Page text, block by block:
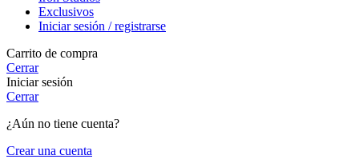
Exclusivos
Iniciar sesión / registrarse
Carrito de compra
Cerrar
Iniciar sesión
Cerrar
¿Aún no tiene cuenta?
Crear una cuenta